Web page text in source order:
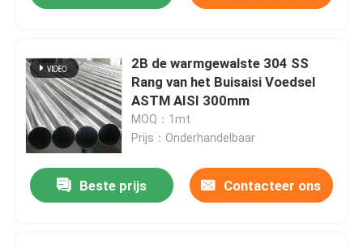
2B de warmgewalste 304 SS
Rang van het Buisaisi Voedsel
ASTM AISI 300mm
MOQ：1mt
Prijs：Onderhandelbaar
Beste prijs Contacteer ons